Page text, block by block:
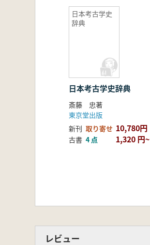
日本考古学史
辞典
日本考古学史辞典
斎藤 忠著
東京堂出版
新刊 取り寄せ 10,780円
古書 4 点 1,320 円~
レビュー